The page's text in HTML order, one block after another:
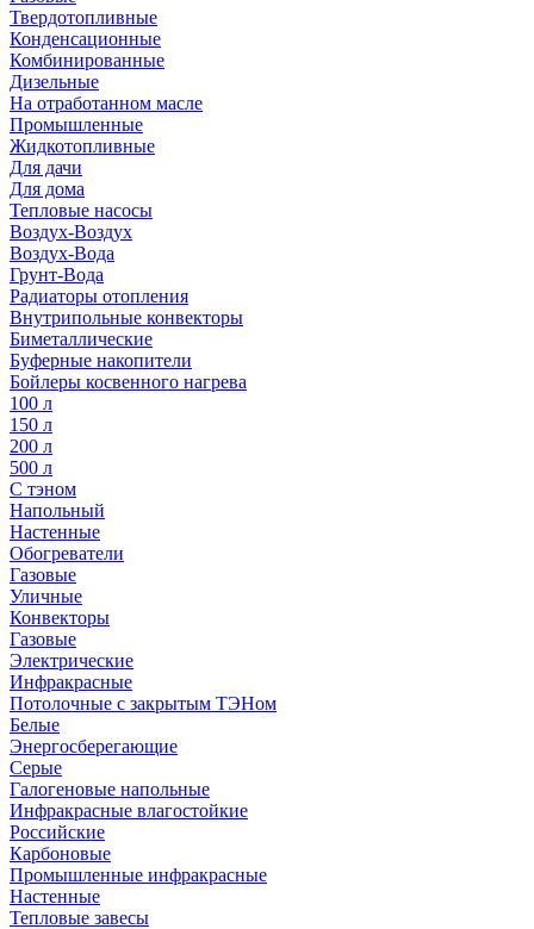
Твердотопливные
Конденсационные
Комбинированные
Дизельные
На отработанном масле
Промышленные
Жидкотопливные
Для дачи
Для дома
Тепловые насосы
Воздух-Воздух
Воздух-Вода
Грунт-Вода
Радиаторы отопления
Внутрипольные конвекторы
Биметаллические
Буферные накопители
Бойлеры косвенного нагрева
100 л
150 л
200 л
500 л
С тэном
Напольный
Настенные
Обогреватели
Газовые
Уличные
Конвекторы
Газовые
Электрические
Инфракрасные
Потолочные с закрытым ТЭНом
Белые
Энергосберегающие
Серые
Галогеновые напольные
Инфракрасные влагостойкие
Российские
Карбоновые
Промышленные инфракрасные
Настенные
Тепловые завесы